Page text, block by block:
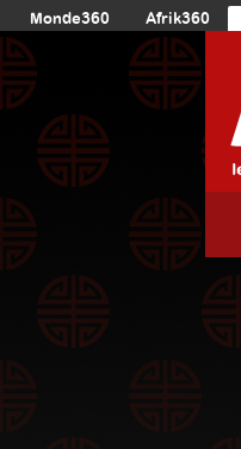
Monde360 Afrik360